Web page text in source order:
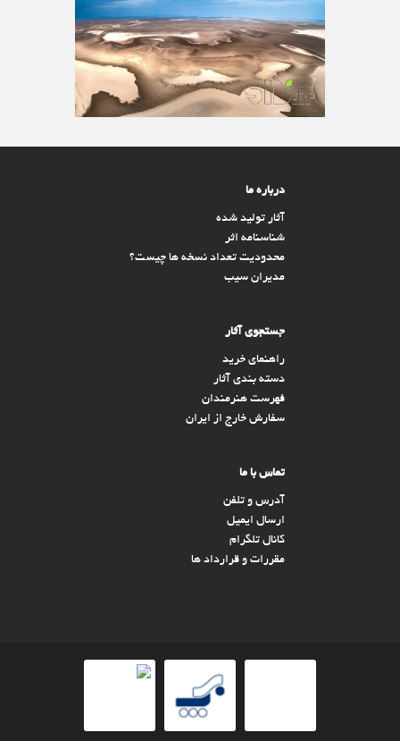
درباره ما
آثار تولید شده
شناسنامه اثر
محدودیت تعداد نسخه ها چیست؟
مدیران سیب
جستجوی آثار
راهنمای خرید
دسته بندی آثار
فهرست هنرمندان
سفارش خارج از ایران
تماس با ما
آدرس و تلفن
ارسال ایمیل
کانال تلگرام
مقررات و قرارداد ها